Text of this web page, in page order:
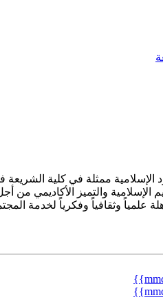
الإسلامية والتميز الأكاديمي
علمياً وثقافياً وفكرياً لخدمة